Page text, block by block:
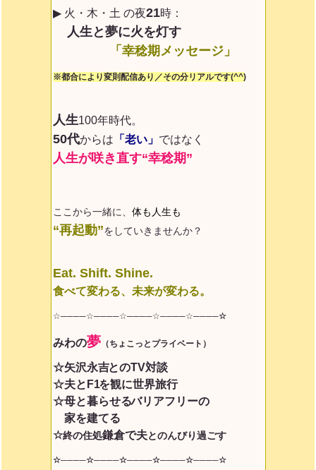
▶ 火・木・土 の夜21時：
人生と夢に火を灯す
「幸稔期メッセージ」
※都合により変則配信あり／その分リアルです(^^)
人生100年時代。
50代からは 「老い」 ではなく
人生が咲き直す“幸稔期”
ここから一緒に、 体も人生も
“再起動”をしていきませんか？
Eat. Shift. Shine.
食べて変わる、未来が変わる。
☆────☆────☆────☆────☆────☆
みわの夢（ちょこっとプライベート）
☆矢沢永吉とのTV対談
☆夫とF1を観に世界旅行
☆母と暮らせるバリアフリーの
家を建てる
☆終の住処鎌倉で夫とのんびり過ごす
☆────☆────☆────☆────☆────☆